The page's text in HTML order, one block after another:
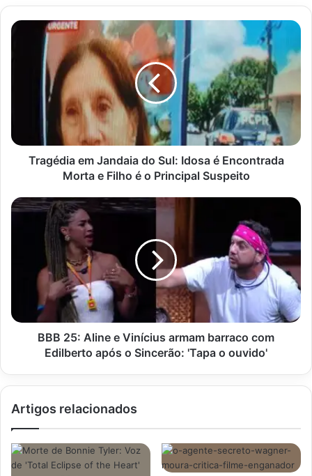
Tragédia
Morta
o
Suspeito
Tragédia em Jandaia do Sul: Idosa é Encontrada
Morta e Filho é o Principal Suspeito
BBB
armam
barraco
Edilberto
ouvido'
BBB 25: Aline e Vinícius armam barraco com
Edilberto após o Sincerão: 'Tapa o ouvido'
Artigos relacionados